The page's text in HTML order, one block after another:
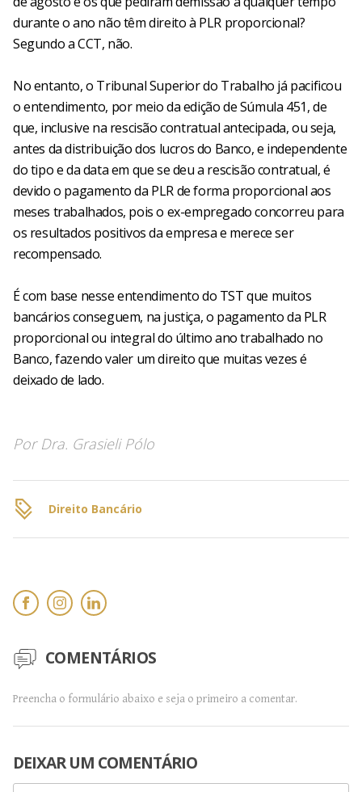
durante o ano não têm direito à PLR proporcional?
Segundo a CCT, não.
No entanto, o Tribunal Superior do Trabalho já pacificou
o entendimento, por meio da edição de Súmula 451, de
que, inclusive na rescisão contratual antecipada, ou seja,
antes da distribuição dos lucros do Banco, e independente
do tipo e da data em que se deu a rescisão contratual, é
devido o pagamento da PLR de forma proporcional aos
meses trabalhados, pois o ex-empregado concorreu para
os resultados positivos da empresa e merece ser
recompensado.
É com base nesse entendimento do TST que muitos
bancários conseguem, na justiça, o pagamento da PLR
proporcional ou integral do último ano trabalhado no
Banco, fazendo valer um direito que muitas vezes é
deixado de lado.
Por Dra. Grasieli Pólo
Direito Bancário
COMENTÁRIOS
Preencha o formulário abaixo e seja o primeiro a comentar.
DEIXAR UM COMENTÁRIO